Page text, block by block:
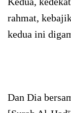
rahmat,
kedua ini
Dan Dia